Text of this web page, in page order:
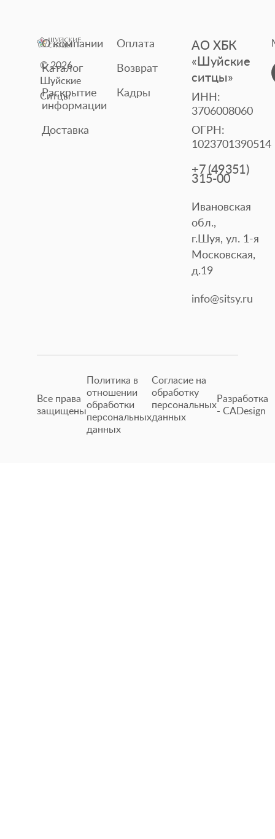
© 2026
Шуйские
Ситцы
О компании
Каталог
Раскрытие
информации
Доставка
Оплата
Возврат
Кадры
АО ХБК
«Шуйские
ситцы»
ИНН:
3706008060
ОГРН:
1023701390514
+7 (49351)
315-00
Ивановская
обл.,
г.Шуя, ул. 1-я
Московская,
д.19
info@sitsy.ru
Все права
защищены
Политика в
отношении
обработки
персональных
данных
Согласие на
обработку
персональных
данных
Разработка
- CADesign